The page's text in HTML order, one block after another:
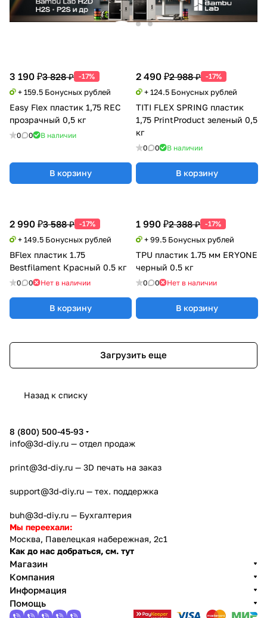
3 190 ₽3 828 ₽ -17%
+ 159.5 Бонусных рублей
Easy Flex пластик 1,75 REC
прозрачный 0,5 кг
0 0 В наличии
В корзину
2 490 ₽2 988 ₽ -17%
+ 124.5 Бонусных рублей
TITI FLEX SPRING пластик
1,75 PrintProduct зеленый 0,5
кг
0 0 В наличии
В корзину
2 990 ₽3 588 ₽ -17%
+ 149.5 Бонусных рублей
BFlex пластик 1.75
Bestfilament Красный 0.5 кг
0 0 Нет в наличии
В корзину
1 990 ₽2 388 ₽ -17%
+ 99.5 Бонусных рублей
TPU пластик 1.75 мм ERYONE
черный 0.5 кг
0 0 Нет в наличии
В корзину
Загрузить еще
Назад к списку
8 (800) 500-45-93
info@3d-diy.ru — отдел продаж
print@3d-diy.ru — 3D печать на заказ
support@3d-diy.ru — тех. поддержка
buh@3d-diy.ru — Бухгалтерия
Мы переехали:
Москва, Павелецкая набережная, 2с1
Как до нас добраться, см. тут
Магазин
Компания
Информация
Помощь